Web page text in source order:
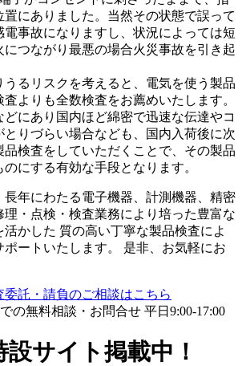
置にありました。当然その状態で誤って
事故になりますし、状況によっては短
つながり最悪の場合火災事故を引き起
るリスクを考えると、電気を使う製品
よりも全数検査をお薦めいたします。
どにあり国内ほど綿密で迅速な伝達やコ
とりづらい場合なども、国内入荷後に次
検査をしていただくことで、その製品
にする有効な手段となります。
長年にわたる電子機器、計測機器、精密
・点検・検査業務により培った豊富な
かした 質の高い丁寧な製品検査によ
ポートいたします。 是非、お気軽にお
託・請負のご相談はこちら
の無料相談・お問合せ 平日9:00-17:00
サイト掲載中！